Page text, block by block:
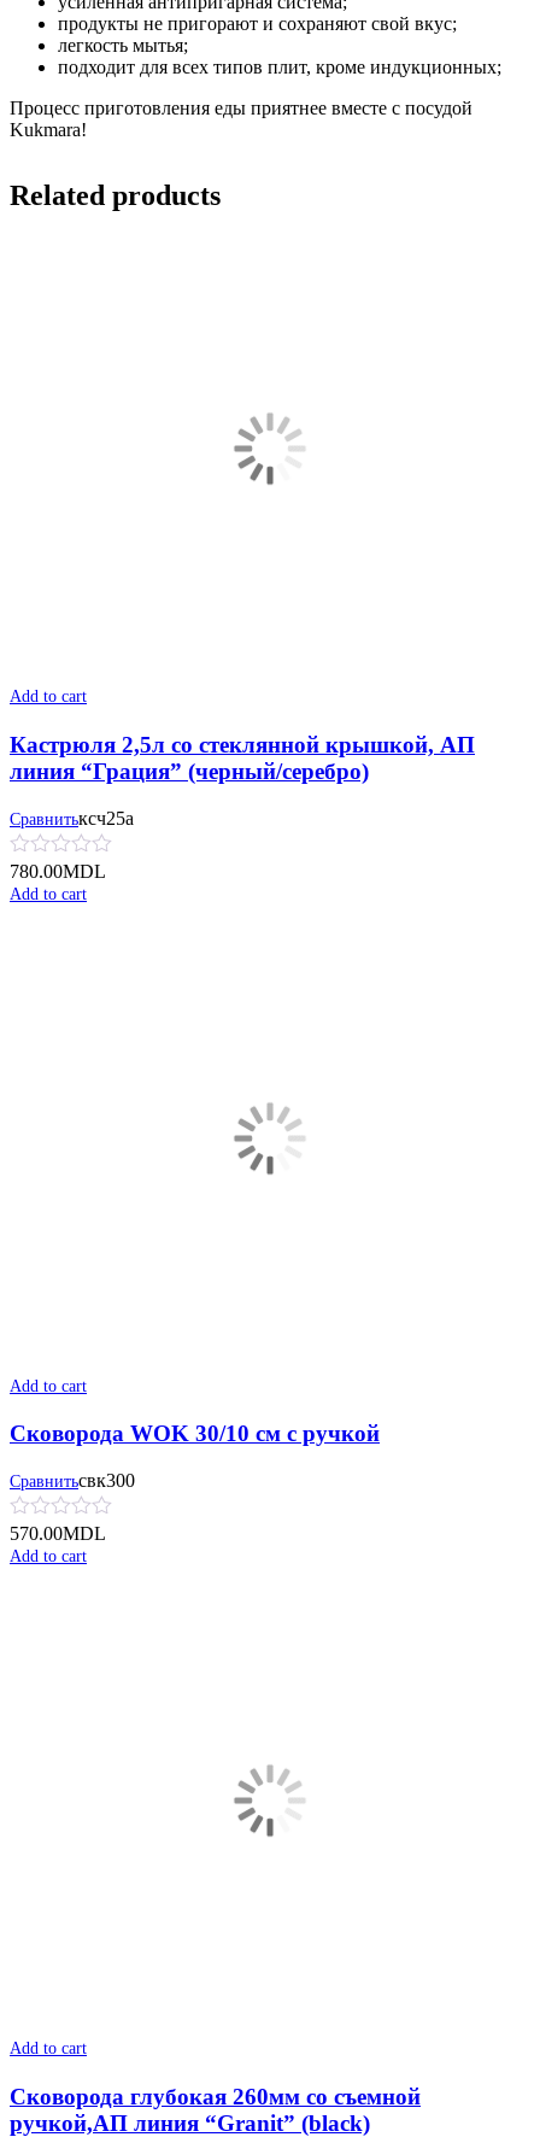
продукты не пригорают и сохраняют свой вкус;
легкость мытья;
подходит для всех типов плит, кроме индукционных;
Процесс приготовления еды приятнее вместе с посудой
Kukmara!
Related products
Add to cart
Кастрюля 2,5л со стеклянной крышкой, АП
линия “Грация” (черный/серебро)
Сравнитьксч25а
780.00MDL
Add to cart
Add to cart
Сковорода WOK 30/10 см с ручкой
Сравнитьсвк300
570.00MDL
Add to cart
Add to cart
Сковорода глубокая 260мм со съемной
ручкой,АП линия “Granit” (black)